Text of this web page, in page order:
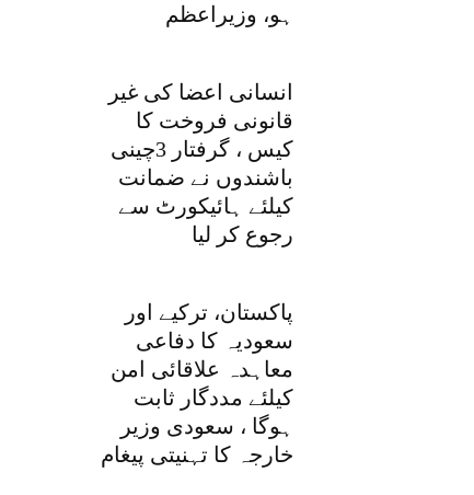
ہو، وزیراعظم
انسانی اعضا کی غیر
قانونی فروخت کا
کیس ، گرفتار 3چینی
باشندوں نے ضمانت
کیلئے ہائیکورٹ سے
رجوع کر لیا
پاکستان، ترکیے اور
سعودیہ کا دفاعی
معاہدہ علاقائی امن
کیلئے مددگار ثابت
ہوگا ، سعودی وزیر
خارجہ کا تہنیتی پیغام